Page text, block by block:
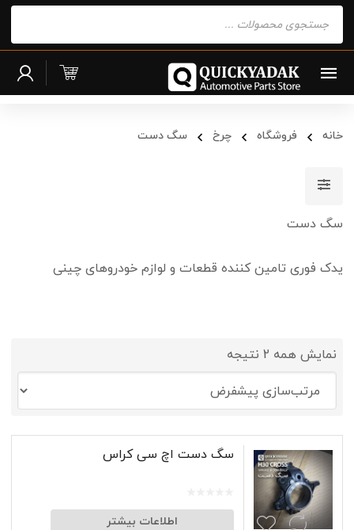
search
خانه فروشگاه چرخ سگ دست
سگ دست
یدک فوری تامین کننده قطعات و لوازم خودروهای چینی
نمایش همه 2 نتیجه
سگ‌ دست اچ سی کراس
اطلاعات بیشتر